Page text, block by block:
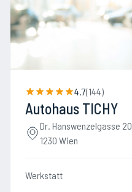
4.7(144)
Autohaus TICHY
Dr. Hanswenzelgasse 20
1230 Wien
Werkstatt